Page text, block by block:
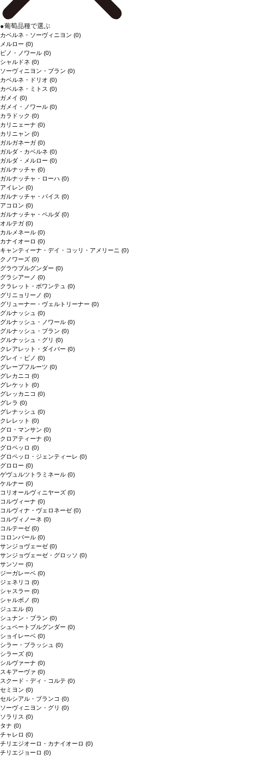
●葡萄品種で選ぶ
カベルネ・ソーヴィニヨン (0)
メルロー (0)
ピノ・ノワール (0)
シャルドネ (0)
ソーヴィニヨン・ブラン (0)
カベルネ・ドリオ (0)
カベルネ・ミトス (0)
ガメイ (0)
ガメイ・ノワール (0)
カラドック (0)
カリニェーナ (0)
カリニャン (0)
ガルガネーガ (0)
ガルダ・カベルネ (0)
ガルダ・メルロー (0)
ガルナッチャ (0)
ガルナッチャ・ローハ (0)
アイレン (0)
ガルナッチャ・パイス (0)
アコロン (0)
ガルナッチャ・ペルダ (0)
オルテガ (0)
カルメネール (0)
カナイオーロ (0)
キャンティーナ・デイ・コッリ・アメリーニ (0)
クノワーズ (0)
グラウブルグンダー (0)
グラシアーノ (0)
クラレット・ボワンテュ (0)
グリニョリーノ (0)
グリューナー・ヴェルトリーナー (0)
グルナッシュ (0)
グルナッシュ・ノワール (0)
グルナッシュ・ブラン (0)
グルナッシュ・グリ (0)
クレアレット・ダイバー (0)
グレイ・ピノ (0)
グレープフルーツ (0)
グレカニコ (0)
グレケット (0)
グレッカニコ (0)
グレラ (0)
グレナッシュ (0)
クレレット (0)
グロ・マンサン (0)
クロアティーナ (0)
グロペッロ (0)
グロペッロ・ジェンティーレ (0)
グロロー (0)
ゲヴュルツトラミネール (0)
ケルナー (0)
コリオールヴィニヤーズ (0)
コルヴィーナ (0)
コルヴィナ・ヴェロネーゼ (0)
コルヴィノーネ (0)
コルテーゼ (0)
コロンバール (0)
サンジョヴェーゼ (0)
サンジョヴェーゼ・グロッソ (0)
サンソー (0)
ジーガレーベ (0)
ジェネリコ (0)
シャスラー (0)
シャルボノ (0)
ジュエル (0)
シュナン・ブラン (0)
シュペートブルグンダー (0)
ショイレーベ (0)
シラー・ブラッシュ (0)
シラーズ (0)
シルヴァーナ (0)
スキアーヴァ (0)
スクード・ディ・コルテ (0)
セミヨン (0)
セルシアル・ブランコ (0)
ソーヴィニヨン・グリ (0)
ソラリス (0)
タナ (0)
チャレロ (0)
チリエジオーロ・カナイオーロ (0)
チリエジョーロ (0)